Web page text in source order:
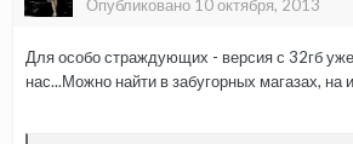
Опубликовано 10 октября, 2013
Для особо страждующих - версия с 32гб
нас...Можно найти в забугорных магазах, на